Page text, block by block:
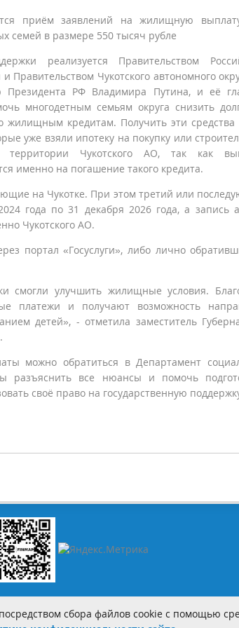
приём заявлений на жилищную
семей в размере 550 тысяч рубле
реализуется Правительством
Правительством Чукотского автономного
Президента РФ Владимира Путина, и её
многодетным семьям округа снизить
жилищным кредитам. Получить эти средства
уже взяли ипотеку на покупку или
Чукотского АО, так как
именно на погашение такого кредита.
на Чукотке. При этом третий или
года по 31 декабря 2026 года, а запись
Чукотского АО.
портал «Госуслуги», либо лично
смогли улучшить жилищные условия.
платежи и получают возможность
детей», - отметила заместитель
можно обратиться в Департамент
разъяснить все нюансы и помочь
своё право на государственную
сбора файлов cookie с помощью